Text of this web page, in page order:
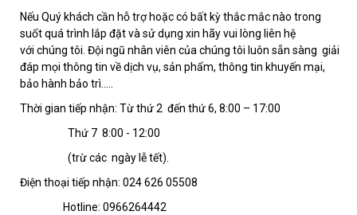
Nếu Quý khách cần hỗ trợ hoặc có bất kỳ thắc mắc nào trong
suốt quá trình lắp đặt và sử dụng xin hãy vui lòng liên hệ
với chúng tôi. Đội ngũ nhân viên của chúng tôi luôn sẵn sàng giải
đáp mọi thông tin về dịch vụ, sản phẩm, thông tin khuyến mại,
bảo hành bảo trì.....
Thời gian tiếp nhận: Từ thứ 2 đến thứ 6, 8:00 – 17:00
Thứ 7 8:00 - 12:00
(trừ các ngày lễ tết).
Điện thoại tiếp nhận: 024 626 05508
Hotline: 0966264442